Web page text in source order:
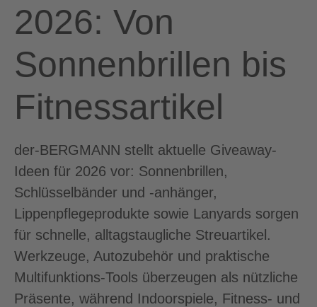
2026: Von
Sonnenbrillen bis
Fitnessartikel
der-BERGMANN stellt aktuelle Giveaway-
Ideen für 2026 vor: Sonnenbrillen,
Schlüsselbänder und -anhänger,
Lippenpflegeprodukte sowie Lanyards sorgen
für schnelle, alltagstaugliche Streuartikel.
Werkzeuge, Autozubehör und praktische
Multifunktions-Tools überzeugen als nützliche
Präsente, während Indoorspiele, Fitness- und